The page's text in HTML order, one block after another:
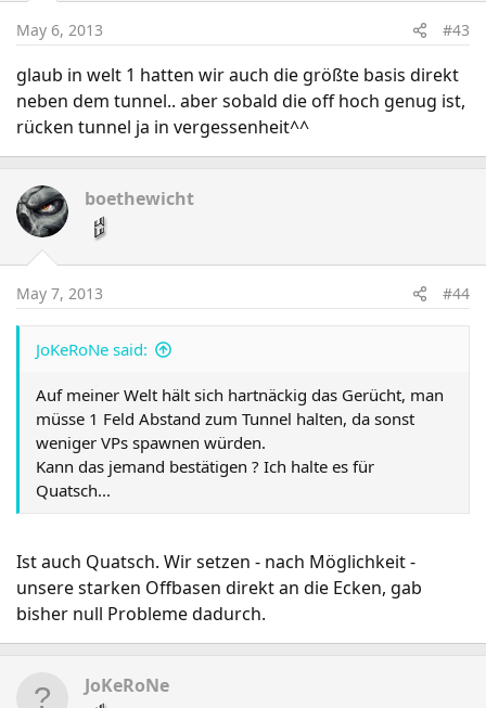
May 6, 2013 #43
glaub in welt 1 hatten wir auch die größte basis direkt
neben dem tunnel.. aber sobald die off hoch genug ist,
rücken tunnel ja in vergessenheit^^
boethewicht
May 7, 2013 #44
JoKeRoNe said:
Auf meiner Welt hält sich hartnäckig das Gerücht, man
müsse 1 Feld Abstand zum Tunnel halten, da sonst
weniger VPs spawnen würden.
Kann das jemand bestätigen ? Ich halte es für
Quatsch...
Ist auch Quatsch. Wir setzen - nach Möglichkeit -
unsere starken Offbasen direkt an die Ecken, gab
bisher null Probleme dadurch.
JoKeRoNe